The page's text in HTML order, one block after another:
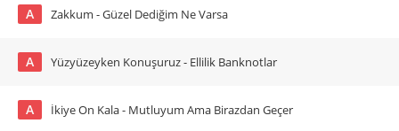
A Zakkum - Güzel Dediğim Ne Varsa
A Yüzyüzeyken Konuşuruz - Ellilik Banknotlar
A İkiye On Kala - Mutluyum Ama Birazdan Geçer